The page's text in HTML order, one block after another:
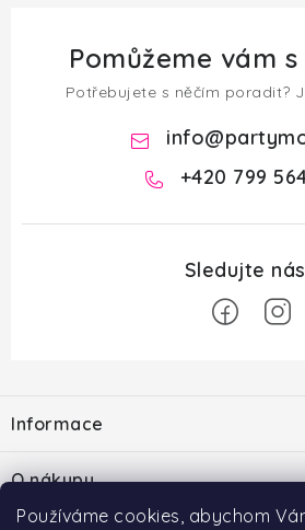
Používáme cookies, abychom
Pomůžeme vám
Potřebujete s něčím poradit?
info@
+420 799
p
a
t
Informace
Hodnocení obchodu
O nákupu
Doprava a platba